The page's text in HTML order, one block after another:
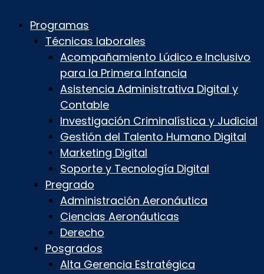
Programas
Técnicas laborales
Acompañamiento Lúdico e Inclusivo
para la Primera Infancia
Asistencia Administrativa Digital y
Contable
Investigación Criminalística y Judicial
Gestión del Talento Humano Digital
Marketing Digital
Soporte y Tecnología Digital
Pregrado
Administración Aeronáutica
Ciencias Aeronáuticas
Derecho
Posgrados
Alta Gerencia Estratégica